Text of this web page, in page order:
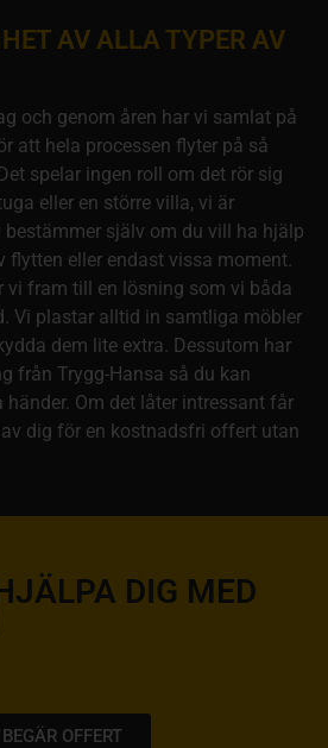
AV ALLA TYPER AV
och genom åren har vi samlat på
att hela processen flyter på så
spelar ingen roll om det rör sig
eller en större villa, vi är
bestämmer själv om du vill ha hjälp
flytten eller endast vissa moment.
fram till en lösning som vi båda
Vi plastar alltid in samtliga möbler
dem lite extra. Dessutom har
från Trygg-Hansa så du kan
händer. Om det låter intressant får
dig för en kostnadsfri offert utan
DIG MED
BEGÄR OFFERT